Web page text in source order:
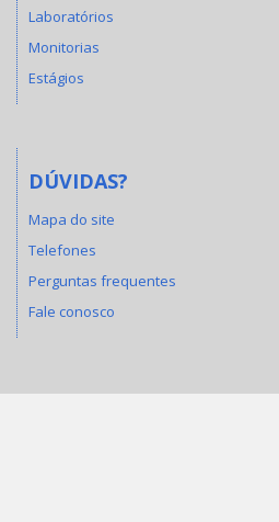
Laboratórios
Monitorias
Estágios
DÚVIDAS?
Mapa do site
Telefones
Perguntas frequentes
Fale conosco